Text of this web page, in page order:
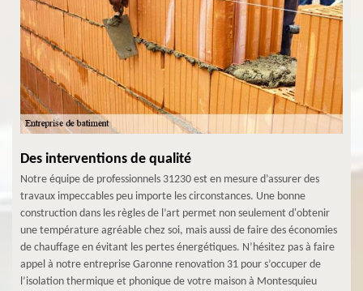
Des interventions de qualité
Notre équipe de professionnels 31230 est en mesure d’assurer des
travaux impeccables peu importe les circonstances. Une bonne
construction dans les règles de l’art permet non seulement d'obtenir
une température agréable chez soi, mais aussi de faire des économies
de chauffage en évitant les pertes énergétiques. N’hésitez pas à faire
appel à notre entreprise Garonne renovation 31 pour s’occuper de
l’isolation thermique et phonique de votre maison à Montesquieu